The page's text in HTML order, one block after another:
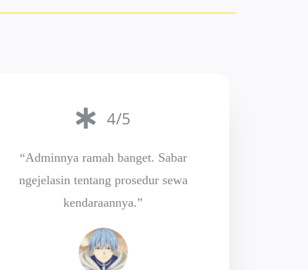
4/5
“Adminnya ramah banget. Sabar
ngejelasin tentang prosedur sewa
kendaraannya.”